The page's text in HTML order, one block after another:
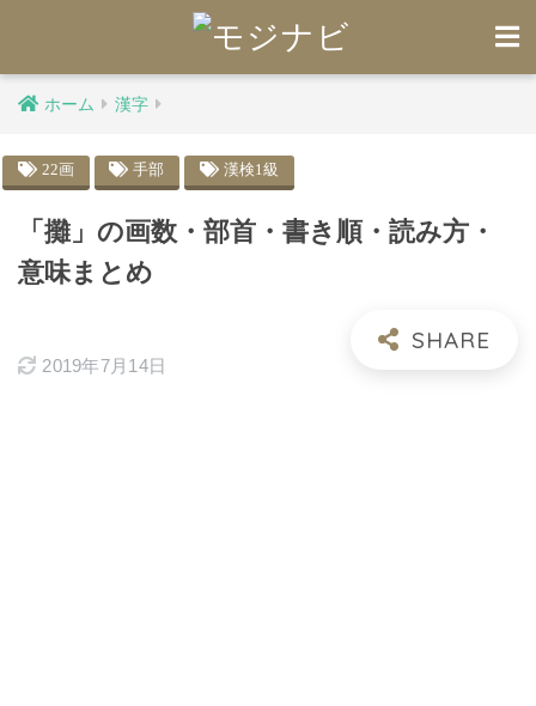
ホーム 漢字
22画 手部 漢検1級
「攤」の画数・部首・書き順・読み方・
意味まとめ
2019年7月14日